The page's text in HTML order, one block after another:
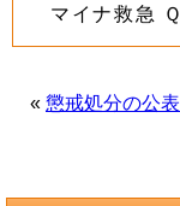
マイナ救急
« 懲戒処分の公